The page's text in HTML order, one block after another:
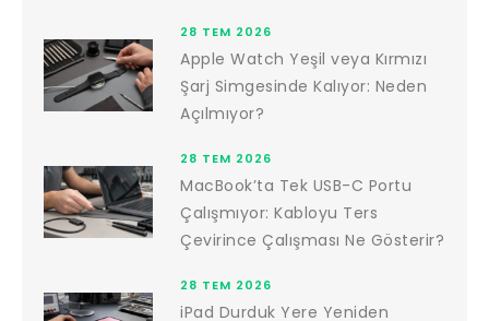
28 TEM 2026
Apple Watch Yeşil veya Kırmızı
Şarj Simgesinde Kalıyor: Neden
Açılmıyor?
28 TEM 2026
MacBook’ta Tek USB-C Portu
Çalışmıyor: Kabloyu Ters
Çevirince Çalışması Ne Gösterir?
28 TEM 2026
iPad Durduk Yere Yeniden